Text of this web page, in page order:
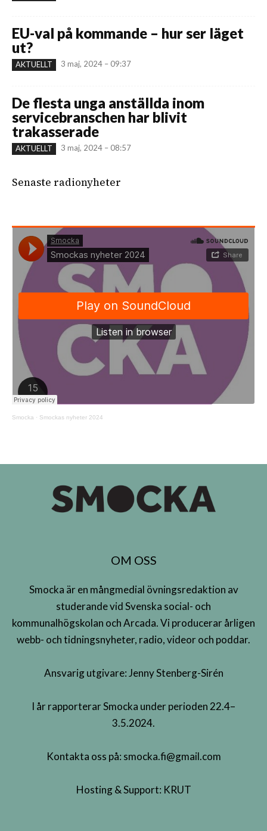
EU-val på kommande – hur ser läget
ut?
AKTUELLT 3 maj, 2024 – 09:37
De flesta unga anställda inom
servicebranschen har blivit
trakasserade
AKTUELLT 3 maj, 2024 – 08:57
Senaste radionyheter
Smocka · Smockas nyheter 2024
OM OSS
Smocka är en mångmedial övningsredaktion av
studerande vid Svenska social- och
kommunalhögskolan och Arcada. Vi producerar årligen
webb- och tidningsnyheter, radio, videor och poddar.
Ansvarig utgivare: Jenny Stenberg-Sirén
I år rapporterar Smocka under perioden 22.4–
3.5.2024.
Kontakta oss på: smocka.fi@gmail.com
Hosting & Support: KRUT